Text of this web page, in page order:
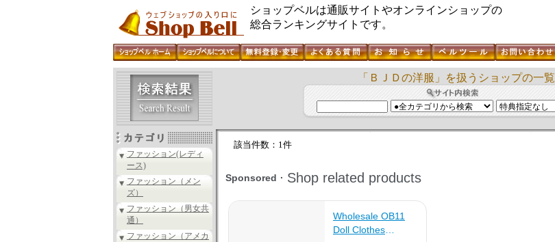
ショップベルは通販サイトやオンラインショップの
総合ランキングサイトです。
ファッション(レディ
ース)
ファッション（メン
ズ）
ファッション（男女共
通）
ファッション（アメカ
「ＢＪＤの洋服」を扱うショップの一覧
該当件数：1件